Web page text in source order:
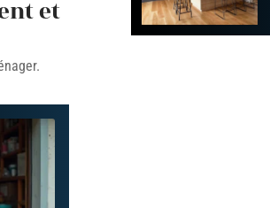
et